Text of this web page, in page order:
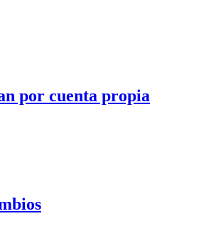
por cuenta propia